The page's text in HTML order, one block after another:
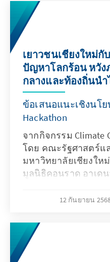
นี้รวบรวมและเรียบเ
เสนอแนะเชิงนโยบา
ความเห็น แลกเปลี่ยน
จากทั่วทุกภูมิภาครว
จากหน่วยงานที่เกี่ยวข้
ปรึกษาหารือตลอดสอ
พ.ศ. 2568 ที่ผ่านมา อ
และข้อเสนอที่เป็นรูป
ประมวลลำดับความส
ทางออก และแนวทาง
เยาวชนเข้าไปในระ
ของประเทศไทย นอ
กำหนดกรอบบทบาทข
ปรึกษาหารือโดยรว
พร้อมทั้งให้ข้อเสนอเ
ภาพรวมด้วย
เยาวชนเชียงใหม่กั
ปัญหาโลกร้อน หวัง
กลางและท้องถิ่นน
ข้อเสนอแนะเชิงนโ
Hackathon
จากกิจกรรม Climate
โดย คณะรัฐศาสตร์แ
มหาวิทยาลัยเชียงให
มูลนิธิคอนราด อาเดน
ระดับมัธยมศึกษาตอ
ออกแบบนโยบายสาธ
ร่วมมือระหว่างประเท
ออกเฉียงใต้จากผู้มีส่ว
12 กันยายน